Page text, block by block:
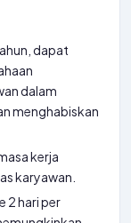
dapat
dalam
menghabiskan
kerja
karyawan.
2 hari per